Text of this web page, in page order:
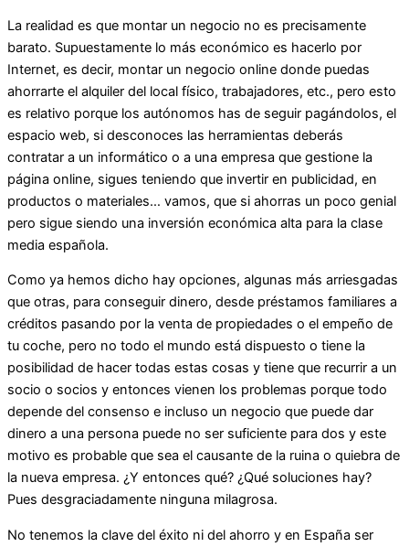
La realidad es que montar un negocio no es precisamente
barato. Supuestamente lo más económico es hacerlo por
Internet, es decir, montar un negocio online donde puedas
ahorrarte el alquiler del local físico, trabajadores, etc., pero esto
es relativo porque los autónomos has de seguir pagándolos, el
espacio web, si desconoces las herramientas deberás
contratar a un informático o a una empresa que gestione la
página online, sigues teniendo que invertir en publicidad, en
productos o materiales… vamos, que si ahorras un poco genial
pero sigue siendo una inversión económica alta para la clase
media española.
Como ya hemos dicho hay opciones, algunas más arriesgadas
que otras, para conseguir dinero, desde préstamos familiares a
créditos pasando por la venta de propiedades o el empeño de
tu coche, pero no todo el mundo está dispuesto o tiene la
posibilidad de hacer todas estas cosas y tiene que recurrir a un
socio o socios y entonces vienen los problemas porque todo
depende del consenso e incluso un negocio que puede dar
dinero a una persona puede no ser suficiente para dos y este
motivo es probable que sea el causante de la ruina o quiebra de
la nueva empresa. ¿Y entonces qué? ¿Qué soluciones hay?
Pues desgraciadamente ninguna milagrosa.
No tenemos la clave del éxito ni del ahorro y en España ser